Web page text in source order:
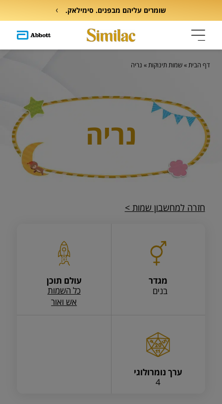
שומרים עליהם מבפנים. סימילאק.
נריה
דף הבית»שמות תינוקות» נריה
חזרה למחשבון שמות >
מגדר
בנים
עולם תוכן
כל השמות
אש ואור
ערך נומרולוגי
4